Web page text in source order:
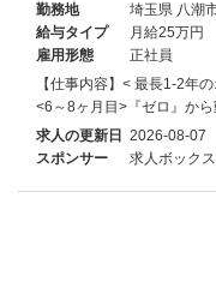
勤務地
埼玉県 八潮
給与タイプ
月給25万円
雇用形態
正社員
【仕事内容】< 最長1‐2年
<6～8ヶ月目>『ゼロ』から
求人の更新日 2026-08-07
スポンサー
求人ボックス